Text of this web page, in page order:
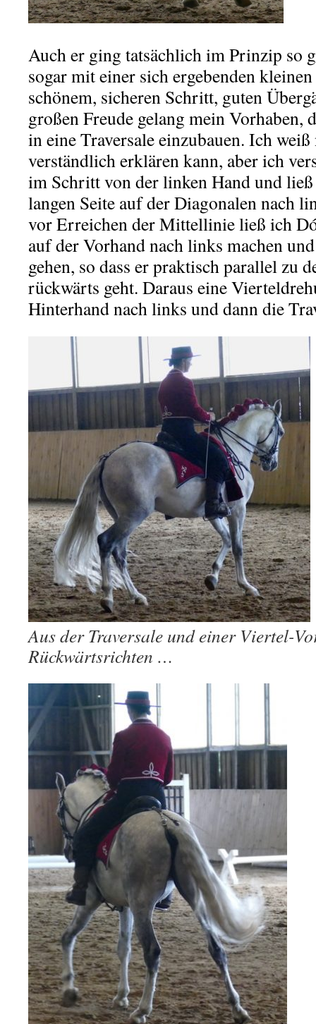
Auch er ging tatsächlich im Prinzip so
sogar mit einer sich ergebenden
schönem, sicheren Schritt, guten
großen Freude gelang mein Vorhaben,
in eine Traversale einzubauen. Ich
verständlich erklären kann, aber ich
im Schritt von der linken Hand und
langen Seite auf der Diagonalen nach
vor Erreichen der Mittellinie ließ ich
auf der Vorhand nach links machen
gehen, so dass er praktisch parallel zu
rückwärts geht. Daraus eine
Hinterhand nach links und dann die
Aus der Traversale und einer Viertel-
Rückwärtsrichten …